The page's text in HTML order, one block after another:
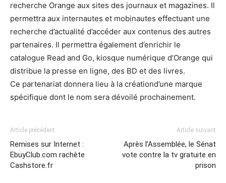
recherche Orange aux sites des journaux et magazines. Il
permettra aux internautes et mobinautes effectuant une
recherche d’actualité d’accéder aux contenus des autres
partenaires. Il permettra également d’enrichir le
catalogue Read and Go, kiosque numérique d’Orange qui
distribue la presse en ligne, des BD et des livres.
Ce partenariat donnera lieu à la créationd’une marque
spécifique dont le nom sera dévoilé prochainement.
Article précédent
Remises sur Internet :
EbuyClub.com rachète
Cashstore.fr
Article suivant
Après l’Assemblée, le Sénat
vote contre la tv gratuite en
prison